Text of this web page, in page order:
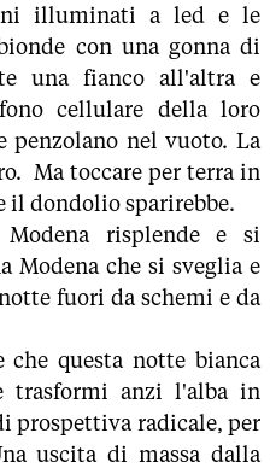
illuminati a led e le
con una gonna di
una fianco all'altra e
cellulare della loro
penzolano nel vuoto. La
Ma toccare per terra in
il dondolio sparirebbe.
risplende e si
Modena che si sveglia e
fuori da schemi e da
che questa notte bianca
trasformi anzi l'alba in
prospettiva radicale, per
uscita di massa dalla